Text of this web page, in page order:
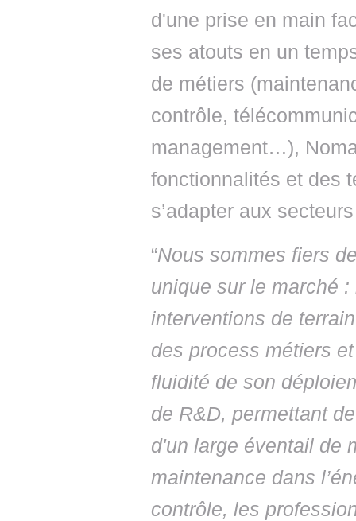
d'une prise en main
ses atouts en un
de métiers
contrôle,
management…),
fonctionnalités et des
s’adapter aux
“Nous sommes fiers
unique sur le marché
interventions de
des process métiers
fluidité de son
de R&D, permettant
d'un large éventail de
maintenance dans
contrôle, les